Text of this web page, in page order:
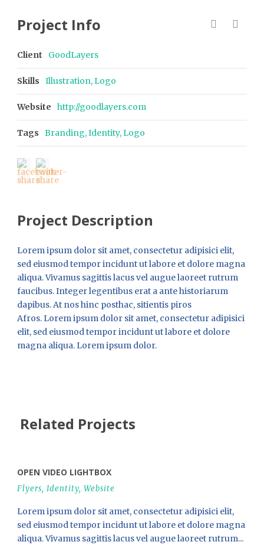
Project Info
Client GoodLayers
Skills Illustration, Logo
Website http://goodlayers.com
Tags Branding,Identity,Logo
Project Description
Lorem ipsum dolor sit amet, consectetur adipisici elit,
sed eiusmod tempor incidunt ut labore et dolore magna
aliqua. Vivamus sagittis lacus vel augue laoreet rutrum
faucibus. Integer legentibus erat a ante historiarum
dapibus. At nos hinc posthac, sitientis piros
Afros. Lorem ipsum dolor sit amet, consectetur adipisici
elit, sed eiusmod tempor incidunt ut labore et dolore
magna aliqua. Lorem ipsum dolor.
Related Projects
OPEN VIDEO LIGHTBOX
Flyers, Identity, Website
Lorem ipsum dolor sit amet, consectetur adipisici elit,
sed eiusmod tempor incidunt ut labore et dolore magna
aliqua. Vivamus sagittis lacus vel augue laoreet rutrum...